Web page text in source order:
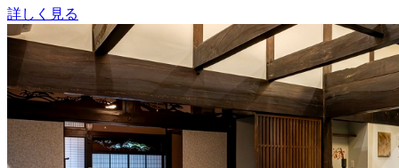
詳しく見る